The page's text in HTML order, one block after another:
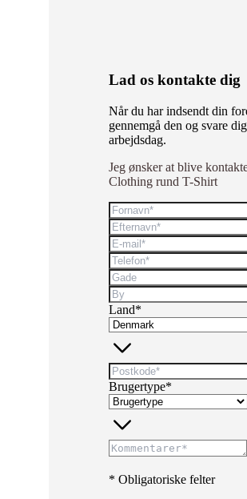
Lad os kontakte dig
Når du har indsendt din
gennemgå den og svare
arbejdsdag.
Jeg ønsker at blive
Clothing rund T-Shirt
Land*
Brugertype*
* Obligatoriske felter